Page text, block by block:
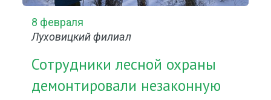
8 февраля
Луховицкий филиал
Сотрудники лесной охраны
демонтировали незаконную